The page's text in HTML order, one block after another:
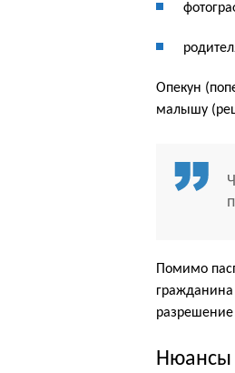
Опекун
малышу
Помимо
Нюансы